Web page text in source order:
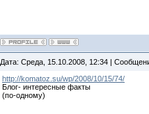
Дата: Среда, 15.10.2008, 12:34 |
http://komatoz.su/wp/2008/10/15/74/
Блог- интересные факты
(по-одному)